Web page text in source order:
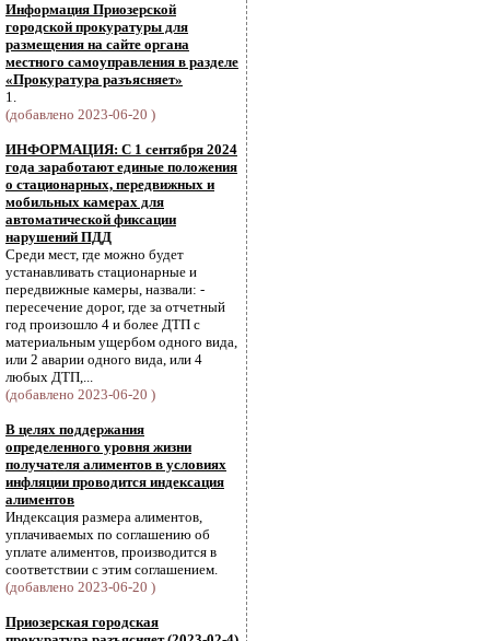
Информация Приозерской
городской прокуратуры для
размещения на сайте органа
местного самоуправления в разделе
«Прокуратура разъясняет»
1.
(добавлено 2023-06-20 )
ИНФОРМАЦИЯ: С 1 сентября 2024
года заработают единые положения
о стационарных, передвижных и
мобильных камерах для
автоматической фиксации
нарушений ПДД
Среди мест, где можно будет
устанавливать стационарные и
передвижные камеры, назвали: -
пересечение дорог, где за отчетный
год произошло 4 и более ДТП с
материальным ущербом одного вида,
или 2 аварии одного вида, или 4
любых ДТП,...
(добавлено 2023-06-20 )
В целях поддержания
определенного уровня жизни
получателя алиментов в условиях
инфляции проводится индексация
алиментов
Индексация размера алиментов,
уплачиваемых по соглашению об
уплате алиментов, производится в
соответствии с этим соглашением.
(добавлено 2023-06-20 )
Приозерская городская